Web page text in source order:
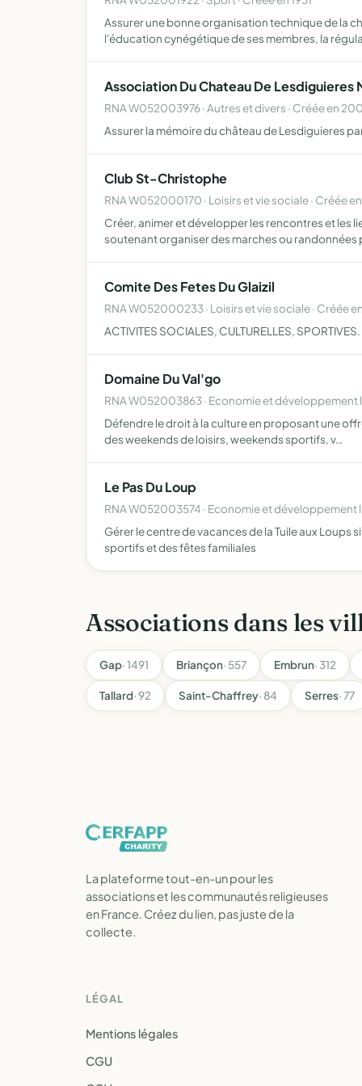
Assurer une bonne organisation technique de la
l'éducation cynégétique de ses membres, la
Association Du Chateau De
RNA W052003976 · Autres et divers · Créée en
Assurer la mémoire du château de Lesdiguieres
Club St-Christophe
RNA W052000170 · Loisirs et vie sociale · Créée
Créer, animer et développer les rencontres et les
soutenant organiser des marches ou randonnées
Comite Des Fetes Du Glaizil
RNA W052000233 · Loisirs et vie sociale · Créée
ACTIVITES SOCIALES, CULTURELLES, SPORTIVES.
Domaine Du Val'go
RNA W052003863 · Economie et développement
Défendre le droit à la culture en proposant une
des weekends de loisirs, weekends sportifs, v…
Le Pas Du Loup
RNA W052003574 · Economie et développement
Gérer le centre de vacances de la Tuile aux
sportifs et des fêtes familiales
Associations dans les
Gap· 1491 Briançon· 557 Embrun· 312
Tallard· 92 Saint-Chaffrey· 84 Serres· 77
La plateforme tout-en-un pour les
associations et les communautés religieuses
en France. Créez du lien, pas juste de la
collecte.
LÉGAL
Mentions légales
CGU